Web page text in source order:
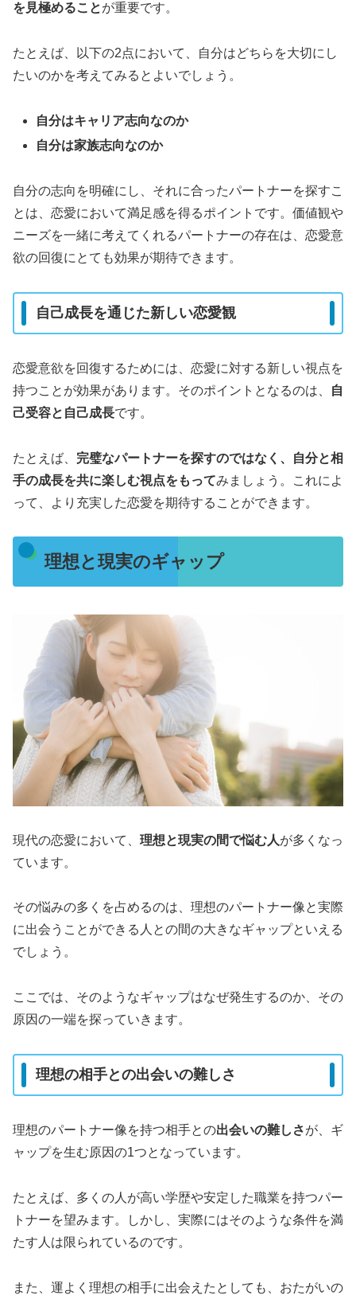
を見極めることが重要です。
たとえば、以下の2点において、自分はどちらを大切にし
たいのかを考えてみるとよいでしょう。
自分はキャリア志向なのか
自分は家族志向なのか
自分の志向を明確にし、それに合ったパートナーを探すこ
とは、恋愛において満足感を得るポイントです。価値観や
ニーズを一緒に考えてくれるパートナーの存在は、恋愛意
欲の回復にとても効果が期待できます。
自己成長を通じた新しい恋愛観
恋愛意欲を回復するためには、恋愛に対する新しい視点を
持つことが効果があります。そのポイントとなるのは、
自
己受容と自己成長です。
たとえば、 完璧なパートナーを探すのではなく、自分と相
手の成長を共に楽しむ視点をもってみましょう。これによ
って、より充実した恋愛を期待することができます。
理想と現実のギャップ
現代の恋愛において、 理想と現実の間で悩む人が多くなっ
ています。
その悩みの多くを占めるのは、理想のパートナー像と実際
に出会うことができる人との間の大きなギャップといえる
でしょう。
ここでは、そのようなギャップはなぜ発生するのか、その
原因の一端を探っていきます。
理想の相手との出会いの難しさ
理想のパートナー像を持つ相手との出会いの難しさが、ギ
ャップを生む原因の1つとなっています。
たとえば、多くの人が高い学歴や安定した職業を持つパー
トナーを望みます。しかし、実際にはそのような条件を満
たす人は限られているのです。
また、運よく理想の相手に出会えたとしても、おたがいの